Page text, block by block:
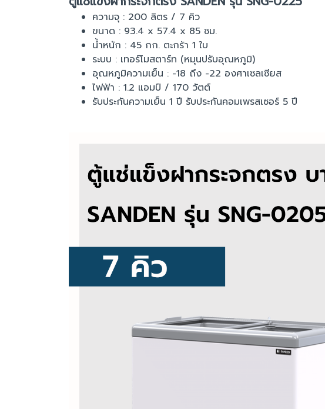
ความจุ : 200 ลิตร / 7 คิว
ขนาด : 93.4 x 57.4 x 85 ซม.
น้ำหนัก : 45 กก. ตะกร้า 1 ใบ
ระบบ : เทอร์โมสตาร์ท (หมุนปรับอุณหภูมิ)
อุณหภูมิความเย็น : -18 ถึง -22 องศาเซลเซียส
ไฟฟ้า : 1.2 แอมป์ / 170 วัตต์
รับประกันความเย็น 1 ปี รับประกันคอมเพรสเซอร์ 5 ปี